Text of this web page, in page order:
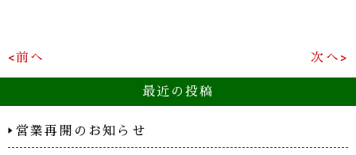
<前へ 次へ>
最近の投稿
営業再開のお知らせ